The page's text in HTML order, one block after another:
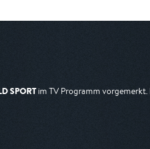
SPORTim TV Programm vorgemerkt.